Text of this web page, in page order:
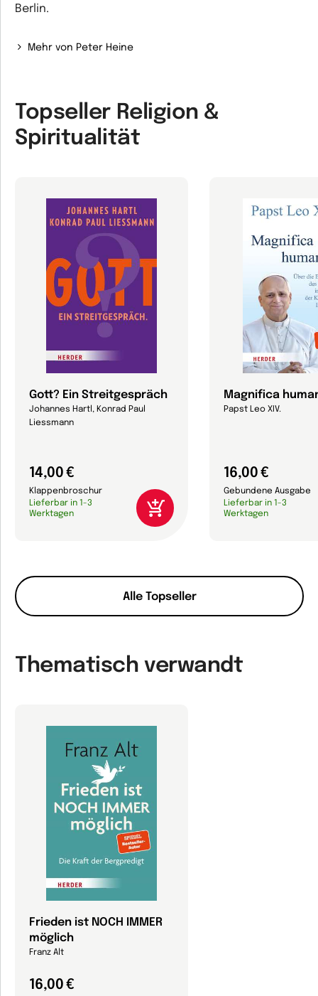
Berlin.
Mehr von Peter Heine
Topseller Religion &
Spiritualität
Alle Topseller
Gott? Ein Streitgespräch
Johannes Hartl, Konrad Paul
Liessmann
14,00 €
Klappenbroschur
Lieferbar in 1-3
Werktagen
Magnifica
Papst Leo XIV.
16,00 €
Gebundene Ausgabe
Lieferbar in 1-3
Werktagen
Thematisch verwandt
Frieden ist NOCH IMMER
möglich
Franz Alt
16,00 €